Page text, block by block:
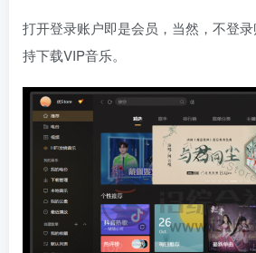
打开登录账户即是会员，当然，不登
持下载VIP音乐。